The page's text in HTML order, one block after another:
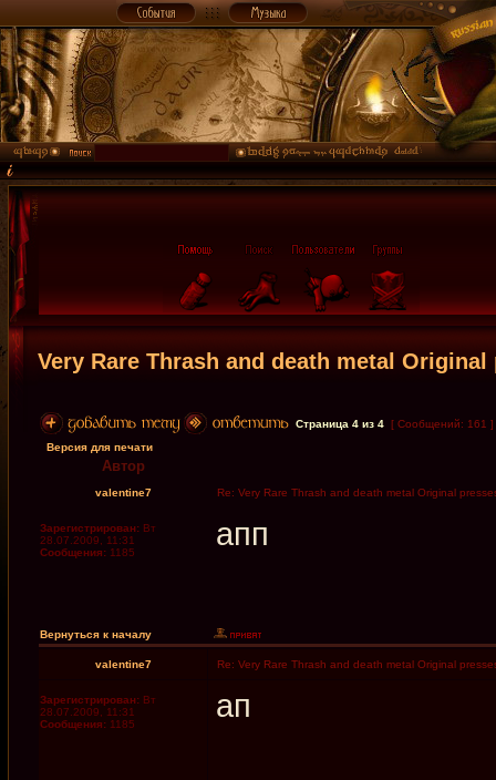
Very Rare Thrash and death metal
Страница 4 из 4 [ Сообщений: 161 ]
Версия для печати
Автор
valentine7 Re: Very Rare Thrash and death metal Original
Зарегистрирован: Вт
28.07.2009, 11:31
Сообщения: 1185
апп
Вернуться к началу
valentine7 Re: Very Rare Thrash and death metal Original
Зарегистрирован: Вт
28.07.2009, 11:31
Сообщения: 1185
ап